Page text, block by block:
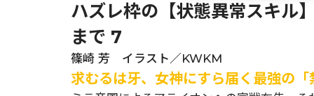
ハズレ枠の【状態異常スキル
まで 7
篠崎 芳 イラスト／KWKM
求むるは牙、女神にすら届く最強の「